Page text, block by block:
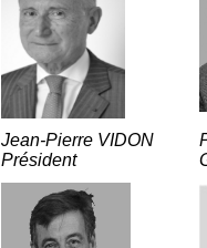
Jean-Pierre VIDON
Président